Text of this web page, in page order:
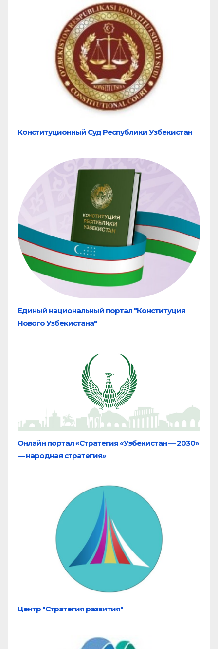
Конституционный Суд Республики Узбекистан
Единый национальный портал "Конституция
Нового Узбекистана"
Онлайн портал «Стратегия «Узбекистан — 2030»
— народная стратегия»
Центр "Стратегия развития"